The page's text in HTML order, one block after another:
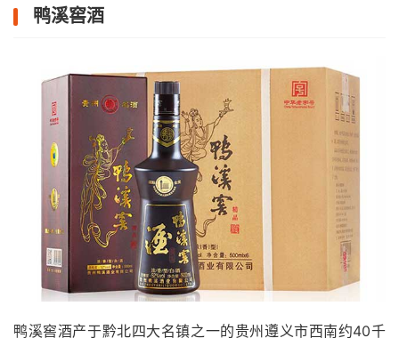
鸭溪窖酒
鸭溪窖酒产于黔北四大名镇之一的贵州遵义市西南约40千